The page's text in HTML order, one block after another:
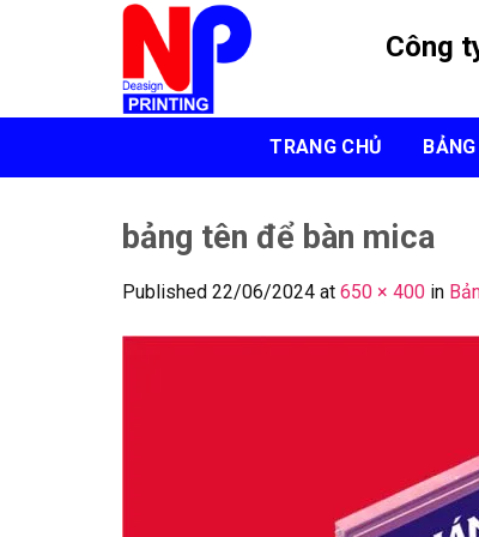
Công
TRANG CHỦ
bảng tên để bàn mica
Published 22/06/2024 at 650 × 400 in